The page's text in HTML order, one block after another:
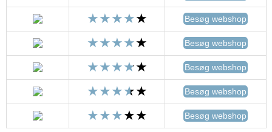
Besøg webshop
Besøg webshop
Besøg webshop
Besøg webshop
Besøg webshop